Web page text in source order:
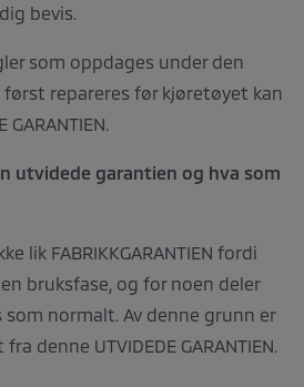
bevis.
som oppdages under den
repareres før kjøretøyet kan
utvidede garantien og hva som
lik FABRIKKGARANTIEN fordi
bruksfase, og for noen deler
normalt. Av denne grunn er
denne UTVIDEDE GARANTIEN.